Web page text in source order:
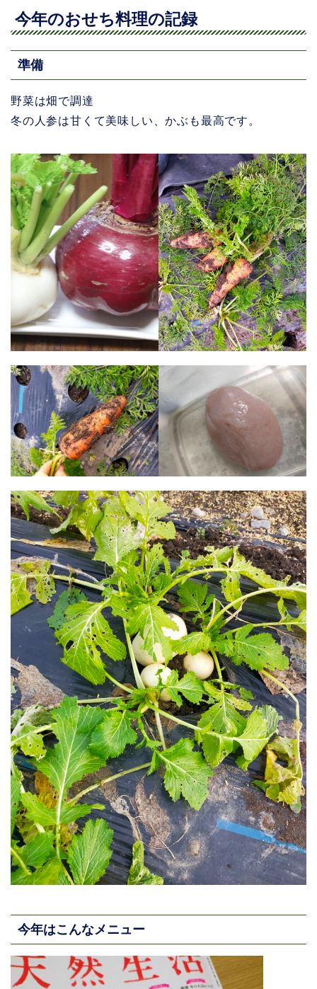
今年のおせち料理の記録
準備
野菜は畑で調達
冬の人参は甘くて美味しい、かぶも最高です。
今年はこんなメニュー